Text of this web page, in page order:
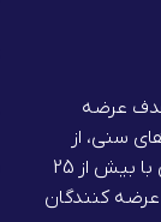
عرضه
سنی، از
ابتدای سال ۱۴۰۲ فعالیت خود را آغاز کرد و هم اکنون با بیش از 25
کنندگان